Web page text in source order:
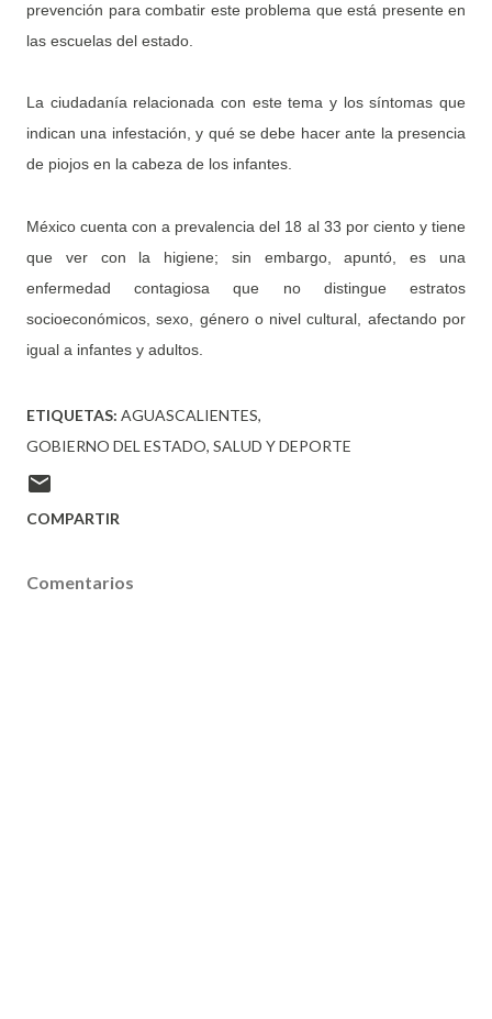
prevención para combatir este problema que está presente en
las escuelas del estado.
La ciudadanía relacionada con este tema y los síntomas que
indican una infestación, y qué se debe hacer ante la presencia
de piojos en la cabeza de los infantes.
México cuenta con a prevalencia del 18 al 33 por ciento y tiene
que ver con la higiene; sin embargo, apuntó, es una
enfermedad contagiosa que no distingue estratos
socioeconómicos, sexo, género o nivel cultural, afectando por
igual a infantes y adultos.
ETIQUETAS: AGUASCALIENTES
GOBIERNO DEL ESTADO SALUD Y DEPORTE
COMPARTIR
Comentarios